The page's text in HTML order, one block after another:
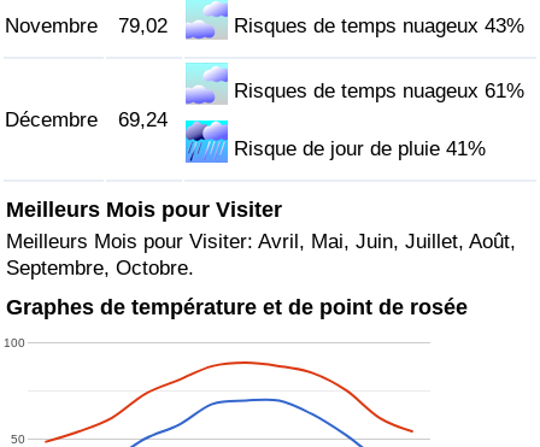
Novembre 79,02 Risques de temps nuageux 43%
Décembre 69,24
Risques de temps nuageux 61%
Risque de jour de pluie 41%
Meilleurs Mois pour Visiter
Meilleurs Mois pour Visiter: Avril, Mai, Juin, Juillet, Août,
Septembre, Octobre.
Graphes de température et de point de rosée
50
100